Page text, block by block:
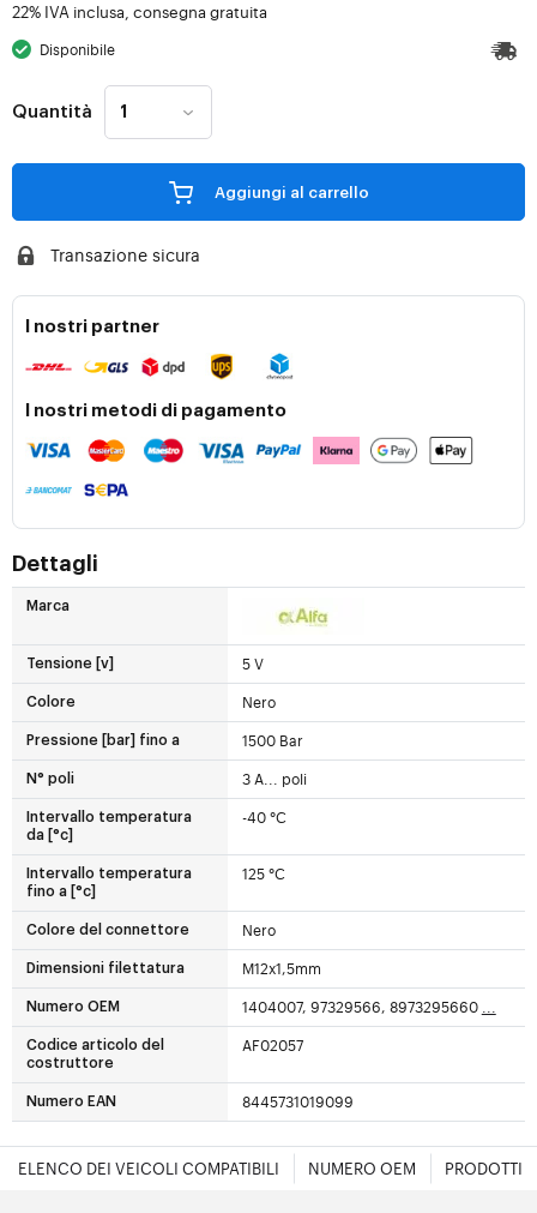
22% IVA inclusa, consegna gratuita
Disponibile
Quantità
Aggiungi al carrello
Transazione sicura
I nostri partner
I nostri metodi di pagamento
Dettagli
Marca
Tensione [v] 5 V
Colore Nero
Pressione [bar] fino a 1500 Bar
N° poli 3 A... poli
Intervallo temperatura
da [°c]
-40 °C
Intervallo temperatura
fino a [°c]
125 °C
Colore del connettore Nero
Dimensioni filettatura M12x1,5mm
Numero OEM 1404007, 97329566, 8973295660 ...
Codice articolo del
costruttore
AF02057
Numero EAN 8445731019099
ELENCO DEI VEICOLI COMPATIBILI NUMERO OEM PRODOTTI